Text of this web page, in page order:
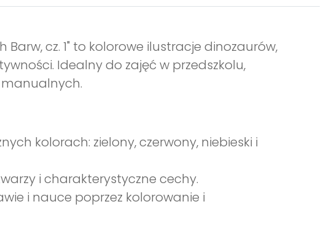
Barw, cz. 1" to kolorowe ilustracje dinozaurów,
Idealny do zajęć w przedszkolu,
kolorach: zielony, czerwony, niebieski i
i charakterystyczne cechy.
i nauce poprzez kolorowanie i